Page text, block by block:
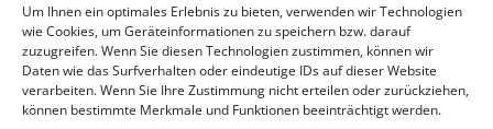
Um Ihnen ein optimales Erlebnis zu bieten, verwenden wir Technologien
wie Cookies, um Geräteinformationen zu speichern bzw. darauf
zuzugreifen. Wenn Sie diesen Technologien zustimmen, können wir
Daten wie das Surfverhalten oder eindeutige IDs auf dieser Website
verarbeiten. Wenn Sie Ihre Zustimmung nicht erteilen oder zurückziehen,
können bestimmte Merkmale und Funktionen beeinträchtigt werden.
liegen, amortisiert sich die Sensorik oft schon nach dem
ersten verhinderten Vorfall. Zudem bleibt das ästhetische
Erscheinungsbild ohne den Einsatz von auffälligem
Wachpersonal gewahrt.